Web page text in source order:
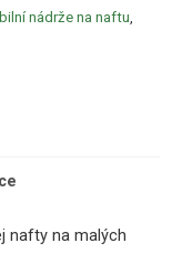
nádrže na naftu
nafty na malých